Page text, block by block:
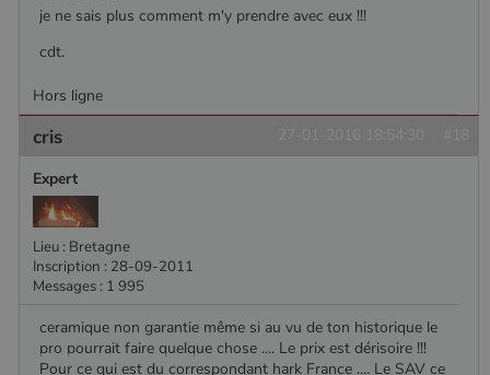
je ne sais plus comment m'y prendre avec eux !!!
cdt.
Hors ligne
cris
Expert
Lieu : Bretagne
Inscription : 28-09-2011
Messages : 1 995
ceramique non garantie même si au vu de ton historique le
pro pourrait faire quelque chose .... Le prix est dérisoire !!!
Pour ce qui est du correspondant hark France .... Le SAV ce